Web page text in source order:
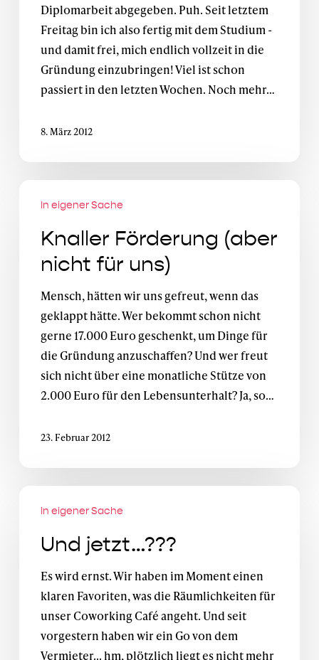
Diplomarbeit abgegeben. Puh. Seit letztem
Freitag bin ich also fertig mit dem Studium -
und damit frei, mich endlich vollzeit in die
Gründung einzubringen! Viel ist schon
passiert in den letzten Wochen. Noch mehr…
8. März 2012
Förderung
(aber
nicht
In eigener Sache
Knaller Förderung (aber
nicht für uns)
Mensch, hätten wir uns gefreut, wenn das
geklappt hätte. Wer bekommt schon nicht
gerne 17.000 Euro geschenkt, um Dinge für
die Gründung anzuschaffen? Und wer freut
sich nicht über eine monatliche Stütze von
2.000 Euro für den Lebensunterhalt? Ja, so…
23. Februar 2012
jetzt…???
In eigener Sache
Und jetzt…???
Es wird ernst. Wir haben im Moment einen
klaren Favoriten, was die Räumlichkeiten für
unser Coworking Café angeht. Und seit
vorgestern haben wir ein Go von dem
Vermieter... hm, plötzlich liegt es nicht mehr